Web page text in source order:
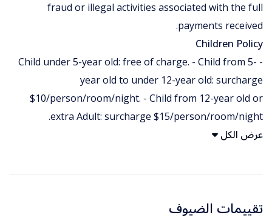
fraud or illegal activities associated with the full
payments received.
Children Policy
- Child under 5-year old: free of charge. - Child from 5-
year old to under 12-year old: surcharge
$10/person/room/night. - Child from 12-year old or
extra Adult: surcharge $15/person/room/night.
عرض الكل
تقييمات الضيوف